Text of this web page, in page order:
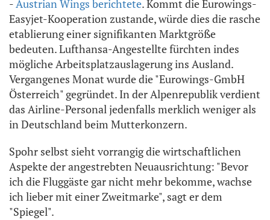
-Austrian Wings berichtete. Kommt die Eurowings-
Easyjet-Kooperation zustande, würde dies die rasche
etablierung einer signifikanten Marktgröße
bedeuten. Lufthansa-Angestellte fürchten indes
mögliche Arbeitsplatzauslagerung ins Ausland.
Vergangenes Monat wurde die "Eurowings-GmbH
Österreich" gegründet. In der Alpenrepublik verdient
das Airline-Personal jedenfalls merklich weniger als
in Deutschland beim Mutterkonzern.
Spohr selbst sieht vorrangig die wirtschaftlichen
Aspekte der angestrebten Neuausrichtung: "Bevor
ich die Fluggäste gar nicht mehr bekomme, wachse
ich lieber mit einer Zweitmarke", sagt er dem
"Spiegel".